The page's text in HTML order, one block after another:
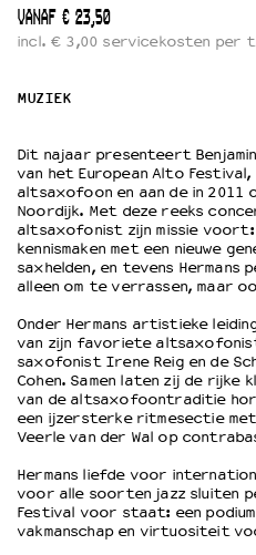
Word vriend
Historie
Partners
Huisregels
Privacyverklaring
Integriteits- en gedragscode
Duurzaamheid
Culturele boycot Israël
Ruimte voor artistieke vrijheid
VANAF € 23,50
incl. € 3,00 servicekosten per
MUZIEK
Dit najaar presenteert
van het European Alto
altsaxofoon en aan de in
Noordijk. Met deze reeks
altsaxofonist zijn missie voort:
kennismaken met een nieuwe
saxhelden, en tevens
alleen om te verrassen, maar
Onder Hermans artistieke
van zijn favoriete
saxofonist Irene Reig en de
Cohen. Samen laten zij de rijke
van de altsaxofoontraditie
een ijzersterke ritmesectie met
Veerle van der Wal op
Hermans liefde voor
voor alle soorten jazz sluiten
Festival voor staat: een
vakmanschap en virtuositeit